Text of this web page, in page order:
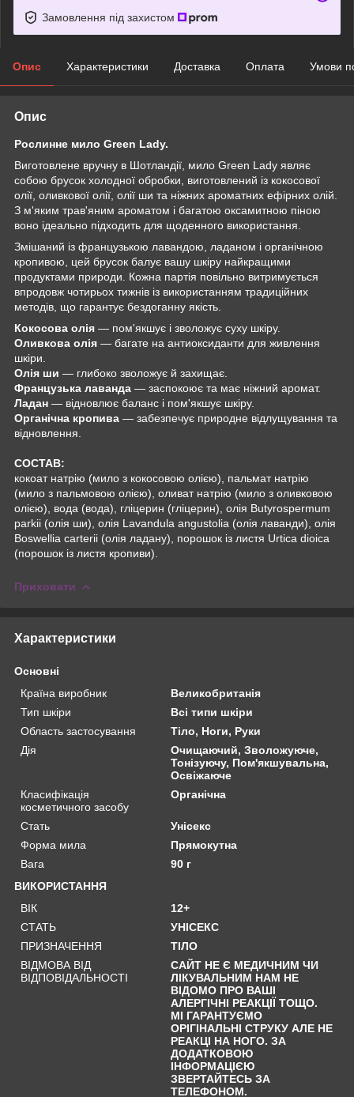
Замовлення під захистом
Опис Характеристики Доставка Оплата Умови
Опис
Рослинне мило Green Lady.
Виготовлене вручну в Шотландії, мило Green Lady являє
собою брусок холодної обробки, виготовлений із кокосової
олії, оливкової олії, олії ши та ніжних ароматних ефірних олій.
З м'яким трав'яним ароматом і багатою оксамитною піною
воно ідеально підходить для щоденного використання.
Змішаний із французькою лавандою, ладаном і органічною
кропивою, цей брусок балує вашу шкіру найкращими
продуктами природи. Кожна партія повільно витримується
впродовж чотирьох тижнів із використанням традиційних
методів, що гарантує бездоганну якість.
Кокосова олія — пом'якшує і зволожує суху шкіру.
Оливкова олія — багате на антиоксиданти для живлення
шкіри.
Олія ши — глибоко зволожує й захищає.
Французька лаванда — заспокоює та має ніжний аромат.
Ладан — відновлює баланс і пом'якшує шкіру.
Органічна кропива — забезпечує природне відлущування та
відновлення.
СОСТАВ:
кокоат натрію (мило з кокосовою олією), пальмат натрію
(мило з пальмовою олією), оливат натрію (мило з оливковою
олією), вода (вода), гліцерин (гліцерин), олія Butyrospermum
parkii (олія ши), олія Lavandula angustolia (олія лаванди), олія
Boswellia carterii (олія ладану), порошок із листя Urtica dioica
(порошок із листя кропиви).
Приховати
Характеристики
Основні
Країна виробник
Великобританія
Тип шкіри
Всі типи шкіри
Область застосування
Тіло, Ноги, Руки
Дія
Очищаючий, Зволожуюче,
Тонізуючу, Пом'якшувальна,
Освіжаюче
Класифікація
косметичного засобу
Органічна
Стать
Унісекс
Форма мила
Прямокутна
Вага
90 г
ВИКОРИСТАННЯ
ВІК
12+
СТАТЬ
УНІСЕКС
ПРИЗНАЧЕННЯ
ТІЛО
ВІДМОВА ВІД
ВІДПОВІДАЛЬНОСТІ
САЙТ НЕ Є МЕДИЧНИМ ЧИ
ЛІКУВАЛЬНИМ НАМ НЕ
ВІДОМО ПРО ВАШІ
АЛЕРГІЧНІ РЕАКЦІЇ ТОЩО.
МІ ГАРАНТУЄМО
ОРІГІНАЛЬНІ СТРУКУ АЛЕ НЕ
РЕАКЦІ НА НОГО. ЗА
ДОДАТКОВОЮ
ІНФОРМАЦІЄЮ
ЗВЕРТАЙТЕСЬ ЗА
ТЕЛЕФОНОМ.